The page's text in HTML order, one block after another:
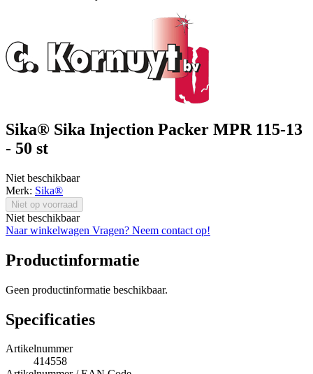
Sika® Sika Injection Packer MPR 115-13
- 50 st
Niet beschikbaar
Merk: Sika®
Niet op voorraad
Niet beschikbaar
Naar winkelwagen Vragen? Neem contact op!
Productinformatie
Geen productinformatie beschikbaar.
Specificaties
Artikelnummer
414558